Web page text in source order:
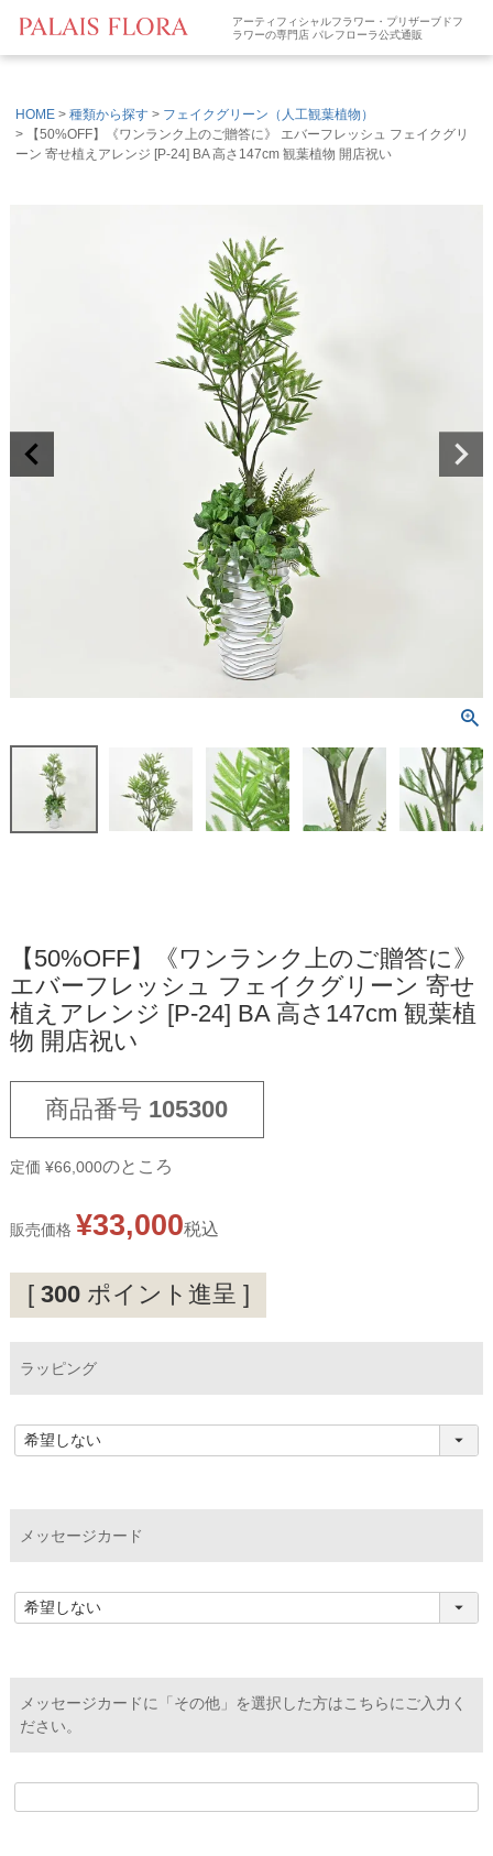
アーティフィシャルフラワー・プリザーブドフ
ラワーの専門店 パレフローラ公式通販
HOME 種類から探す
フェイクグリーン（人工観葉植物）
【50%OFF】《ワンランク上のご贈答に》 エバーフレッシュ フェイクグリ
ーン 寄せ植えアレンジ [P-24] BA 高さ147cm 観葉植物 開店祝い
【50%OFF】《ワンランク上のご贈答に》
エバーフレッシュ フェイクグリーン 寄せ
植えアレンジ [P-24] BA 高さ147cm 観葉植
物 開店祝い
商品番号 105300
定価 ¥66,000のところ
販売価格 ¥33,000税込
[ 300 ポイント進呈 ]
ラッピング
メッセージカード
メッセージカードに「その他」を選択した方はこちらにご入力く
ださい。